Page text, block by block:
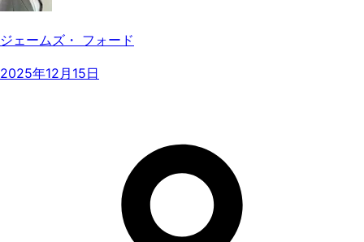
ジェームズ・ フォード
2025年12月15日